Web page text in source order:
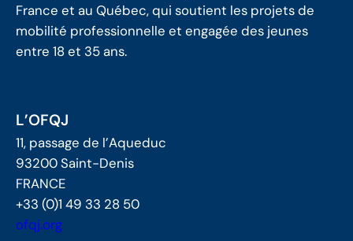
France et au Québec, qui soutient les projets de
mobilité professionnelle et engagée des jeunes
entre 18 et 35 ans.
L’OFQJ
11, passage de l’Aqueduc
93200 Saint-Denis
FRANCE
+33 (0)1 49 33 28 50
ofqj.org